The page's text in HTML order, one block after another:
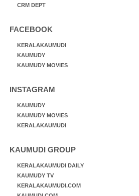
CRM DEPT
FACEBOOK
KERALAKAUMUDI
KAUMUDY
KAUMUDY MOVIES
INSTAGRAM
KAUMUDY
KAUMUDY MOVIES
KERALAKAUMUDI
KAUMUDI GROUP
KERALAKAUMUDI DAILY
KAUMUDY TV
KERALAKAUMUDI.COM